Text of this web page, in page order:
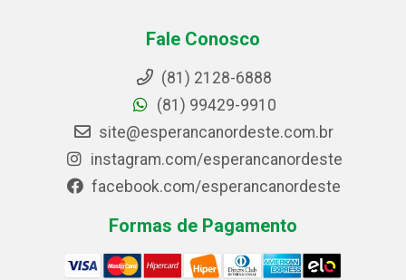
Fale Conosco
(81) 2128-6888
(81) 99429-9910
site@esperancanordeste.com.br
instagram.com/esperancanordeste
facebook.com/esperancanordeste
Formas de Pagamento